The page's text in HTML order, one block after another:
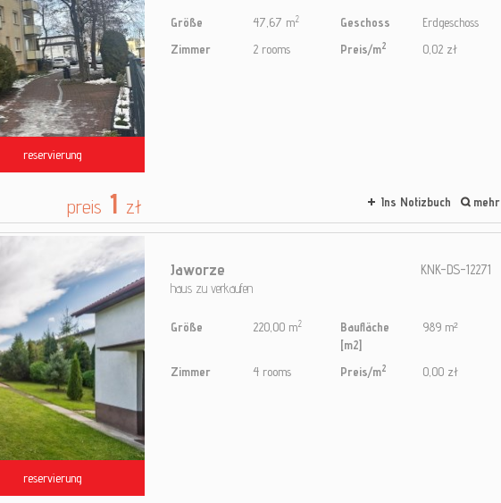
reservierung
Größe 47,67 m2 Geschoss
Erdgeschoss
Zimmer
2 rooms Preis/m2 0,02 zł
preis 1 zł Ins Notizbuch mehr
reservierung
Jaworze
haus zu verkaufen
KNK-DS-12271
Größe 220,00 m2
Baufläche
[m2]
989 m²
Zimmer 4 rooms Preis/m2 0,00 zł